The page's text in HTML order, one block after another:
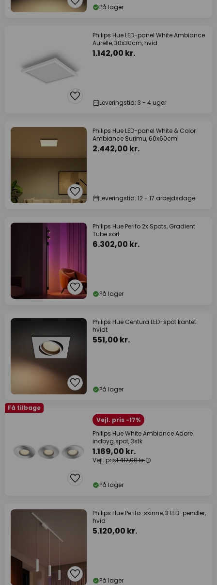
På lager
Philips Hue LED-panel White Ambiance
Aurelle, 30x30cm, hvid
1.142,00 kr.
Leveringstid: 3 - 4 uger
Philips Hue LED-panel White & Color
Ambiance Surimu, 60x60cm
2.442,00 kr.
Leveringstid: 12 - 17 arbejdsdage
Philips Hue Perifo 2x Spots, Gradient
Tube sort
6.302,00 kr.
På lager
Philips Hue Centura LED-spot kantet
hvidt
551,00 kr.
På lager
Få tilbage
Vejl. pris -17%
Philips Hue White Ambiance Adore
indbyg.spot, 3stk
1.169,00 kr.
Vejl. pris1.417,00 kr.
På lager
Philips Hue Perifo-skinne, 3 LED-pendler,
hvid
5.120,00 kr.
På lager